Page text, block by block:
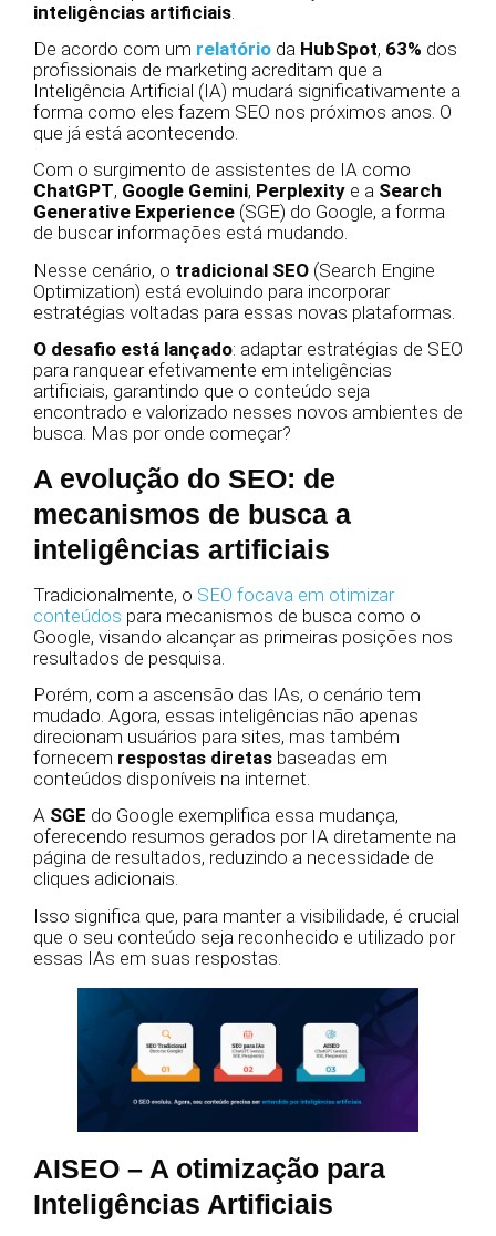
inteligências artificiais
De acordo com um relatório da HubSpot, 63% dos
profissionais de marketing acreditam que a
Inteligência Artificial (IA) mudará significativamente a
forma como eles fazem SEO nos próximos anos. O
que já está acontecendo.
Com o surgimento de assistentes de IA como
ChatGPT, Google Gemini, Perplexity e a Search
Generative Experience (SGE) do Google, a forma
de buscar informações está mudando.
Nesse cenário, o tradicional SEO (Search Engine
Optimization) está evoluindo para incorporar
estratégias voltadas para essas novas plataformas.
O desafio está lançado: adaptar estratégias de SEO
para ranquear efetivamente em inteligências
artificiais, garantindo que o conteúdo seja
encontrado e valorizado nesses novos ambientes de
busca. Mas por onde começar?
A evolução do SEO: de
mecanismos de busca a
inteligências artificiais
Tradicionalmente, o SEO focava em otimizar
conteúdos para mecanismos de busca como o
Google, visando alcançar as primeiras posições nos
resultados de pesquisa.
Porém, com a ascensão das IAs, o cenário tem
mudado. Agora, essas inteligências não apenas
direcionam usuários para sites, mas também
fornecem respostas diretas baseadas em
conteúdos disponíveis na internet.
A SGE do Google exemplifica essa mudança,
oferecendo resumos gerados por IA diretamente na
página de resultados, reduzindo a necessidade de
cliques adicionais.
Isso significa que, para manter a visibilidade, é crucial
que o seu conteúdo seja reconhecido e utilizado por
essas IAs em suas respostas.
AISEO – A otimização para
Inteligências Artificiais